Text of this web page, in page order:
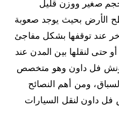
صغير ووزن قليل
الأرض بحيث يوجد صعوبة
عند توقفها بشكل مفاجئ
حتى لنقلها بين المدن عند
ونش فل داون وهو متخصص
ومن أهم النصائح
فل داون لنقل السيارات